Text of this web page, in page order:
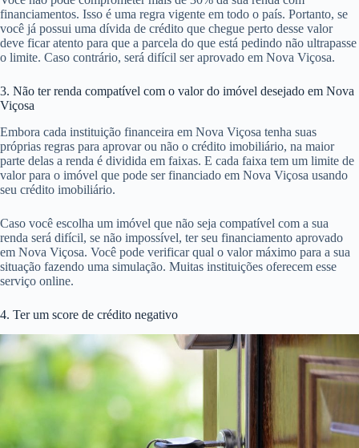
financiamentos. Isso é uma regra vigente em todo o país. Portanto, se
você já possui uma dívida de crédito que chegue perto desse valor
deve ficar atento para que a parcela do que está pedindo não ultrapasse
o limite. Caso contrário, será difícil ser aprovado em Nova Viçosa.
3. Não ter renda compatível com o valor do imóvel desejado em Nova
Viçosa
Embora cada instituição financeira em Nova Viçosa tenha suas
próprias regras para aprovar ou não o crédito imobiliário, na maior
parte delas a renda é dividida em faixas. E cada faixa tem um limite de
valor para o imóvel que pode ser financiado em Nova Viçosa usando
seu crédito imobiliário.
Caso você escolha um imóvel que não seja compatível com a sua
renda será difícil, se não impossível, ter seu financiamento aprovado
em Nova Viçosa. Você pode verificar qual o valor máximo para a sua
situação fazendo uma simulação. Muitas instituições oferecem esse
serviço online.
4. Ter um score de crédito negativo